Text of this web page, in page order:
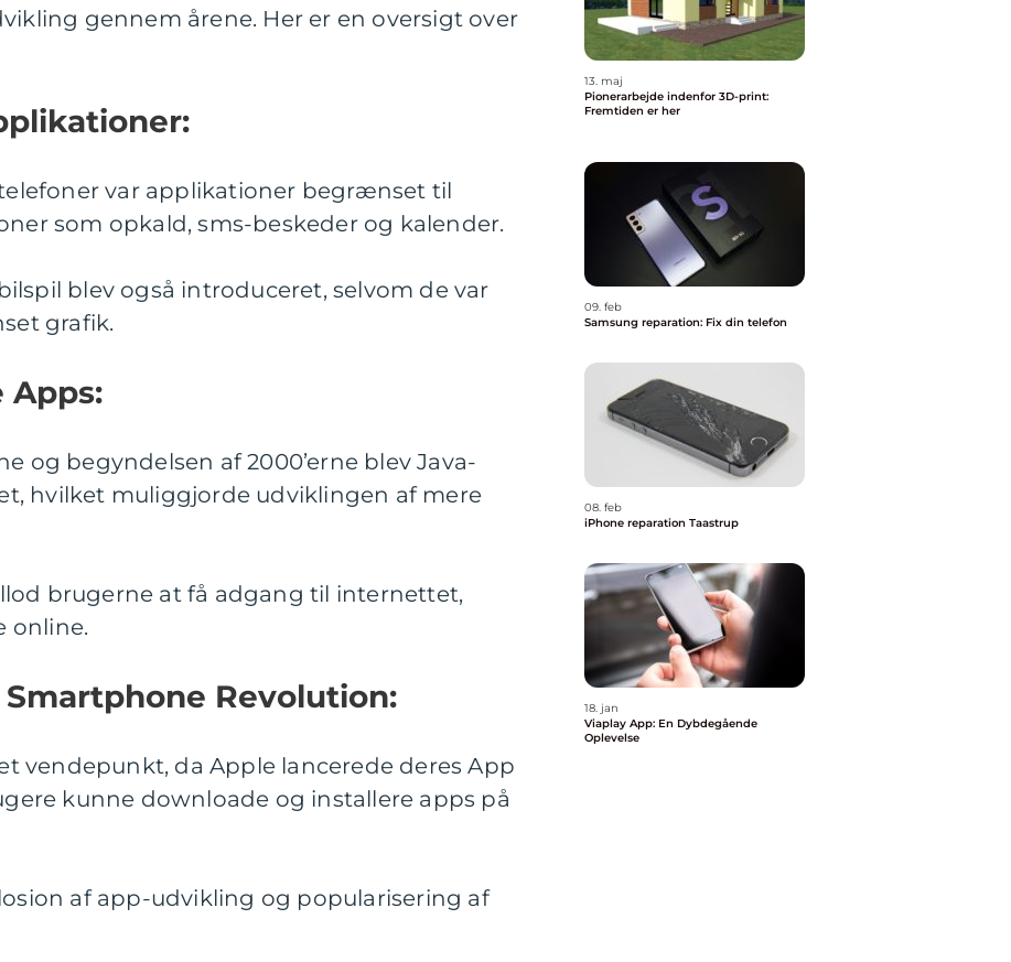
gennem årene. Her er en oversigt over
var applikationer begrænset til
som opkald, sms-beskeder og kalender.
blev også introduceret, selvom de var
grafik.
Apps:
og begyndelsen af 2000’erne blev Java-
hvilket muliggjorde udviklingen af mere
brugerne at få adgang til internettet,
online.
Revolution:
vendepunkt, da Apple lancerede deres App
kunne downloade og installere apps på
af app-udvikling og popularisering af
13. maj
Pionerarbejde indenfor 3D-print:
Fremtiden er her
09. feb
Samsung reparation: Fix din telefon
08. feb
iPhone reparation Taastrup
18. jan
Viaplay App: En Dybdegående
Oplevelse